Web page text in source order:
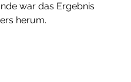
war das Ergebnis
herum.